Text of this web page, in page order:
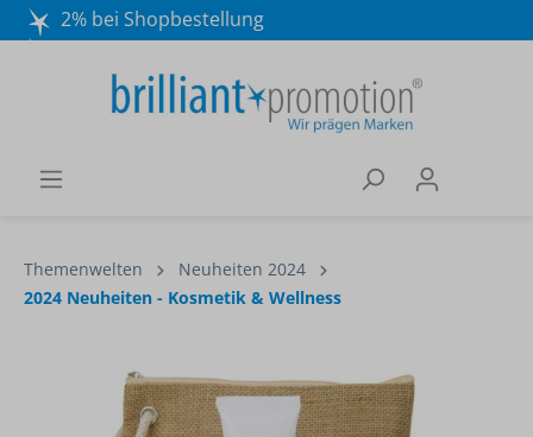
2% bei Shopbestellung
Wir beraten Sie gerne:
040 / 570 18 25 70
Themenwelten
Neuheiten 2024
2024 Neuheiten - Kosmetik & Wellness